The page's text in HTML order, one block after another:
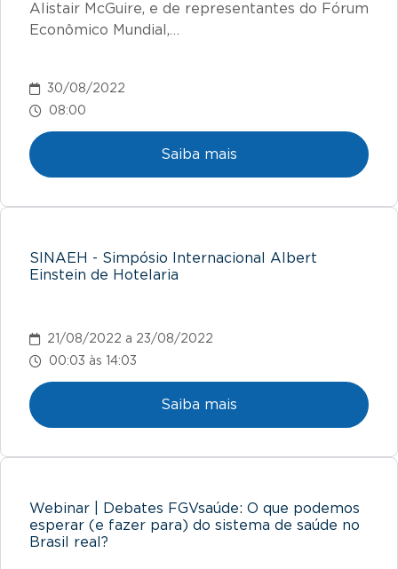
Alistair McGuire, e de representantes do Fórum
Econômico Mundial,…
Saiba mais
30/08/2022
08:00
SINAEH - Simpósio Internacional Albert
Einstein de Hotelaria
Saiba mais
21/08/2022 a 23/08/2022
00:03 às 14:03
Webinar | Debates FGVsaúde: O que podemos
esperar (e fazer para) do sistema de saúde no
Brasil real?